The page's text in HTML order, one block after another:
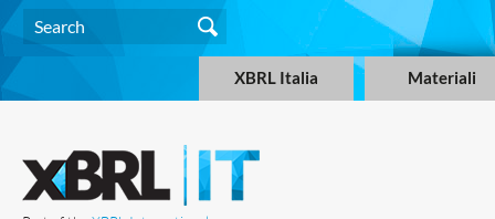
XBRL Italia Materiali